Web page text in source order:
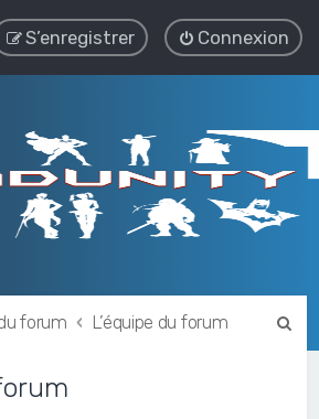
Connexion
S’enregistrer
forum L’équipe du forum